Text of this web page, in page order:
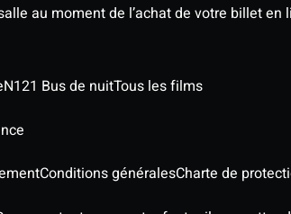
au moment de l’achat de votre billet en
N121 Bus de nuitTous les films
Conditions généralesCharte de